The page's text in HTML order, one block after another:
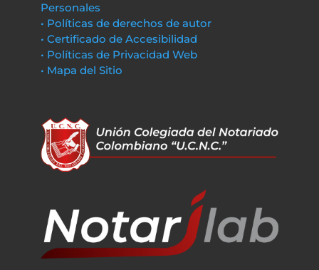
Personales
• Políticas de derechos de autor
• Certificado de Accesibilidad
• Políticas de Privacidad Web
• Mapa del Sitio